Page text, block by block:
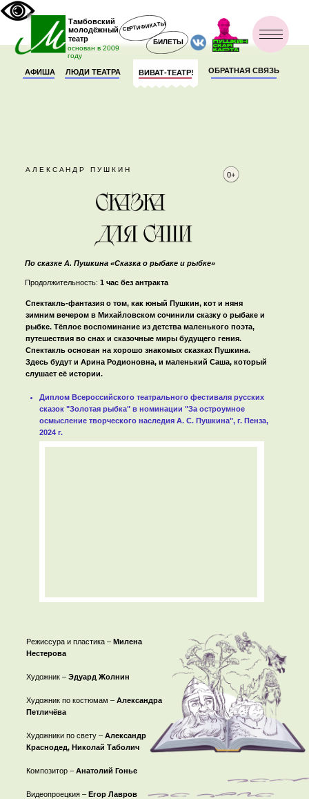
БИЛЕТЫ
СЕРТИФИКАТЫ
ЛЮДИ ТЕАТРА ОБРАТНАЯ СВЯЗЬ
театр
Тамбовский
молодёжный
основан в 2009
году
АФИША ВИВАТ-ТЕАТР!
АЛЕКСАНДР ПУШКИН
Продолжительность: 1 час без антракта
Режиссура и пластика – Милена
Нестерова
Художник – Эдуард Жолнин
Художник по костюмам – Александра
Петличёва
Художники по свету – Александр
Краснодед, Николай Таболич
Композитор – Анатолий Гонье
Видеопроецкия – Егор Лавров
Cпектакль-фантазия о том, как юный Пушкин, кот и няня
зимним вечером в Михайловском сочинили сказку о рыбаке и
рыбке. Тёплое воспоминание из детства маленького поэта,
путешествия во снах и сказочные миры будущего гения.
Спектакль основан на хорошо знакомых сказках Пушкина.
Здесь будут и Арина Родионовна, и маленький Саша, который
слушает её истории.
Диплом Всероссийского театрального фестиваля русских
сказок "Золотая рыбка" в номинации "За остроумное
осмысление творческого наследия А. С. Пушкина", г. Пенза,
2024 г.
По сказке А. Пушкина «Сказка о рыбаке и рыбке»
0+